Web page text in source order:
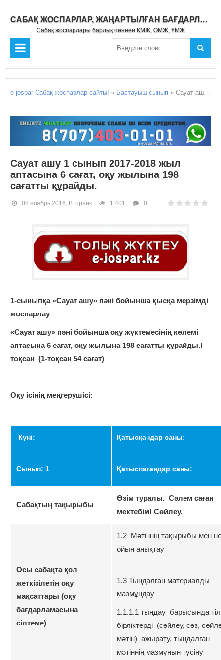
САБАҚ ЖОСПАРЛАР, ЖАҢАРТЫЛҒАН БАҒДАРЛАМА 2019-2020
Сабақ жоспарлары барлық пәннен ҚМЖ, ОМЖ, ҰМЖ
e-jospar Сабақ жоспарлар сайты! » Бастауыш сынып » Сауат ашу 1 сынып 2017-2018 жыл аптасына 6 сағат, оқу жылына 198 сағатты құрайды.
Сауат ашу 1 сынып 2017-2018 жыл
аптасына 6 сағат, оқу жылына 198
сағатты құрайды.
08 ноябрь 2016, Вторник 1 401 0
1-сыныпқа «Сауат ашу» пәні бойынша қысқа мерзімді
жоспарлау
«Сауат ашу» пәні бойынша оқу жүктемесінің көлемі
аптасына 6 сағат, оқу жылына 198 сағатты құрайды.I
тоқсан (1-тоқсан 54 сағат)
Оқу ісінің меңгерушісі:
Күні:
Сынып: 1
Қатысқандар саны:
Қатыспағандар саны:
Сабақтың тақырыбы
Өзім туралы. Сәлем саған
мектебім! Сөйлеу.
Осы сабақта қол
жеткізілетін оқу
мақсаттары (оқу
бағдарламасына
сілтеме)
1.2 Мәтіннің тақырыбы мен
ойын анықтау
1.3 Тыңдалған материалды
мазмұндау
1.1.1.1 тыңдау барысында
бірліктерді (сөйлеу, сөз,
мәтін) ажырату, тыңдалған
мәтіннің мазмұнын түсіну